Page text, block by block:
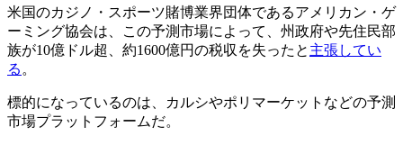
米国のカジノ・スポーツ賭博業界団体であるアメリカン・ゲ
ーミング協会は、この予測市場によって、州政府や先住民部
族が10億ドル超、約1600億円の税収を失ったと 主張してい
る 。
標的になっているのは、カルシやポリマーケットなどの予測
市場プラットフォームだ。